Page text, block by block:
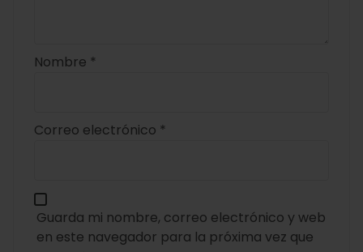
Nombre *
Correo electrónico *
Guarda mi nombre, correo electrónico y web
en este navegador para la próxima vez que